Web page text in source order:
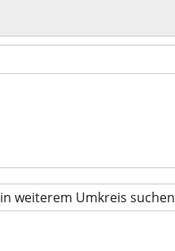
in weiterem Umkreis suchen